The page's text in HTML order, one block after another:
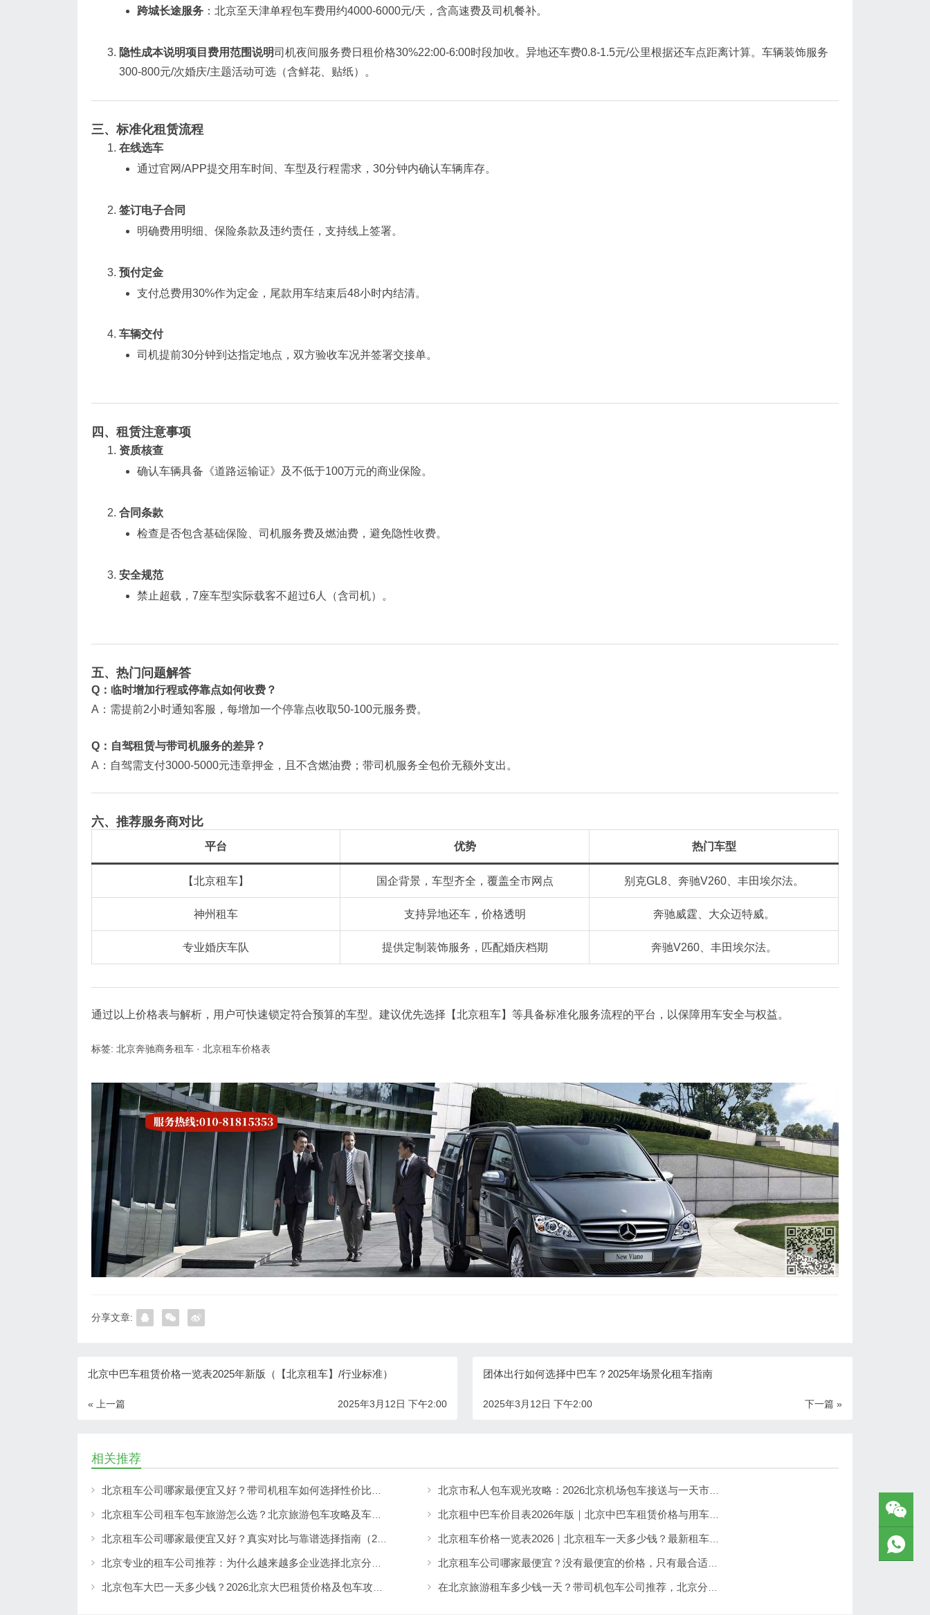
跨城长途服务‌：北京至天津单程包车费用约4000-6000元/天，含高速费及司机餐补‌。
隐性成本说明项目 费用范围说明‌司机夜间服务费日租价格30%22:00-6:00时段加收‌。异地还车费0.8-1.5元/公里根据还车点距离计算‌。车辆装饰服务
300-800元/次婚庆/主题活动可选（含鲜花、贴纸）‌。
三、标准化租赁流程
在线选车
通过官网/APP提交用车时间、车型及行程需求，30分钟内确认车辆库存‌。
签订电子合同
明确费用明细、保险条款及违约责任，支持线上签署‌。
预付定金
支付总费用30%作为定金，尾款用车结束后48小时内结清‌。
车辆交付
司机提前30分钟到达指定地点，双方验收车况并签署交接单‌。
四、租赁注意事项
资质核查
确认车辆具备《道路运输证》及不低于100万元的商业保险‌。
合同条款
检查是否包含基础保险、司机服务费及燃油费，避免隐性收费‌。
安全规范
禁止超载，7座车型实际载客不超过6人（含司机）‌。
五、热门问题解答
Q：临时增加行程或停靠点如何收费？
A：需提前2小时通知客服，每增加一个停靠点收取50-100元服务费‌。
Q：自驾租赁与带司机服务的差异？
A：自驾需支付3000-5000元违章押金，且不含燃油费；带司机服务全包价无额外支出‌。
六、推荐服务商对比
平台 优势 热门车型
【北京租车】 国企背景，车型齐全，覆盖全市网点 别克GL8、奔驰V260、丰田埃尔法‌。
神州租车 支持异地还车，价格透明 奔驰威霆、大众迈特威‌。
专业婚庆车队 提供定制装饰服务，匹配婚庆档期 奔驰V260、丰田埃尔法‌。
通过以上价格表与解析，用户可快速锁定符合预算的车型。建议优先选择【北京租车】等具备标准化服务流程的平台，以保障用车安全与权益‌。
标签: 北京奔驰商务租车 · 北京租车价格表
分享文章:
北京中巴车租赁价格一览表2025年新版（【北京租车】/行业标准）
« 上一篇 2025年3月12日 下午2:00
团体出行如何选择中巴车？2025年场景化租车指南
下一篇 »
2025年3月12日 下午2:00
相关推荐